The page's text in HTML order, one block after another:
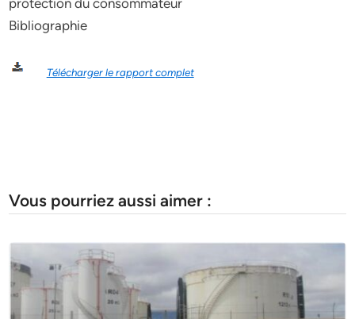
protection du consommateur
Bibliographie
Télécharger le rapport complet
Vous pourriez aussi aimer :